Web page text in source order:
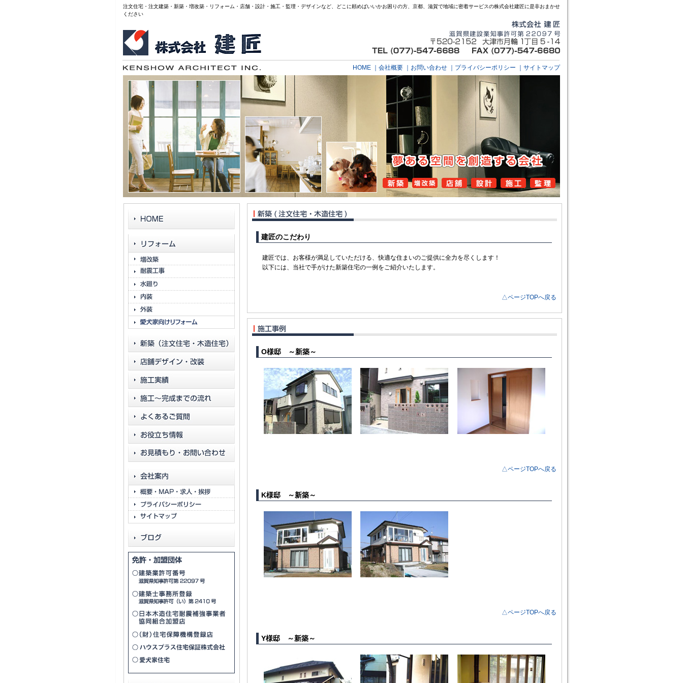
注文住宅・注文建築・新築・増改築・リフォーム・店舗・設計・施工・監理・デザインなど、どこに頼めばいいかお困りの方、京都、滋賀で地域に密着サービスの株式会社建匠に是非おまかせ
ください
HOME 会社概要 お問い合わせ プライバシーポリシー サイトマップ
建匠のこだわり
建匠では、お客様が満足していただける、快適な住まいのご提供に全力を尽くします！
以下には、当社で手がけた新築住宅の一例をご紹介いたします。
△ページTOPへ戻る
O様邸 ～新築～
△ページTOPへ戻る
K様邸 ～新築～
△ページTOPへ戻る
Y様邸 ～新築～